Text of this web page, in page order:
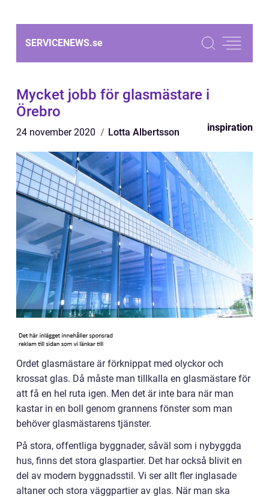
SERVICENEWS.se
Mycket jobb för glasmästare i
Örebro
24 november 2020 Lotta Albertsson inspiration
Ordet glasmästare är förknippat med olyckor och
krossat glas. Då måste man tillkalla en glasmästare för
att få en hel ruta igen. Men det är inte bara när man
kastar in en boll genom grannens fönster som man
behöver glasmästarens tjänster.
På stora, offentliga byggnader, såväl som i nybyggda
hus, finns det stora glaspartier. Det har också blivit en
del av modern byggnadsstil. Vi ser allt fler inglasade
altaner och stora väggpartier av glas. När man ska